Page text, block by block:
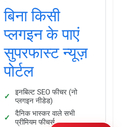
बिना किसी
प्लगइन के पाएं
सुपरफास्ट न्यूज़
पोर्टल
इनबिल्ट SEO फीचर (नो
प्लगइन नीडेड)
दैनिक भास्कर वाले सभी
प्रीमियम फीचर्स